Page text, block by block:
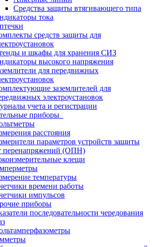
Средства защиты втягивающего типа
тока
средств защиты для
и шкафы для хранения СИЗ
высокого напряжения
для передвижных
заземлителей для
электроустановок
учета и регистрации
приборы
расстояния
параметров устройств защиты
перенапряжений (ОПН)
клещи
температуры
времени работы
импульсов
приборы
последовательности чередования